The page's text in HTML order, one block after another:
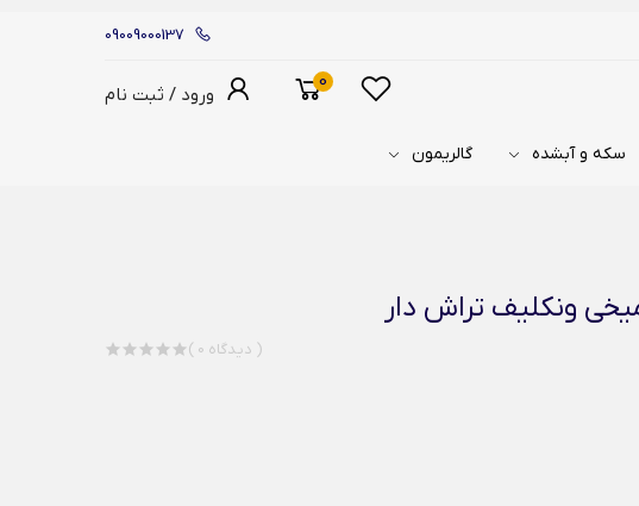
09009000137
ورود / ثبت نام
0
سکه و آبشده گالریمون
ونکلیف تراش دار
( 0 دیدگاه )